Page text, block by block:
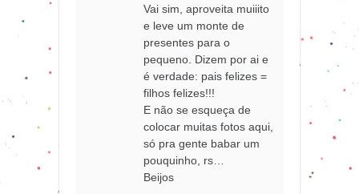
Vai sim, aproveita muiiito
e leve um monte de
presentes para o
pequeno. Dizem por ai e
é verdade: pais felizes =
filhos felizes!!!
E não se esqueça de
colocar muitas fotos aqui,
só pra gente babar um
pouquinho, rs…
Beijos